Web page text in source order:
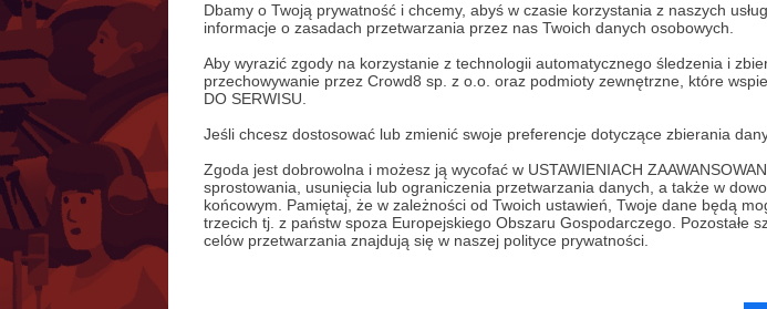
Dbamy o Twoją prywatność i chcemy, abyś w czasie korzystania z naszych
informacje o zasadach przetwarzania przez nas Twoich danych osobowych.
Aby wyrazić zgody na korzystanie z technologii automatycznego śledzenia i
przechowywanie przez Crowd8 sp. z o.o. oraz podmioty zewnętrzne, które
DO SERWISU.
Jeśli chcesz dostosować lub zmienić swoje preferencje dotyczące zbierania
Zgoda jest dobrowolna i możesz ją wycofać w USTAWIENIACH
sprostowania, usunięcia lub ograniczenia przetwarzania danych, a także w
końcowym. Pamiętaj, że w zależności od Twoich ustawień, Twoje dane będą
trzecich tj. z państw spoza Europejskiego Obszaru Gospodarczego. Pozostałe
celów przetwarzania znajdują się w naszej polityce prywatności.
Zapamiętaj